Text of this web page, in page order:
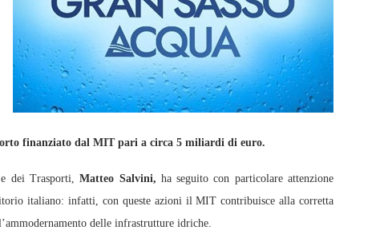
finanziato dal MIT pari a circa 5 miliardi di euro.
dei Trasporti, Matteo Salvini, ha seguito con particolare attenzione
italiano: infatti, con queste azioni il MIT contribuisce alla corretta
delle infrastrutture idriche.